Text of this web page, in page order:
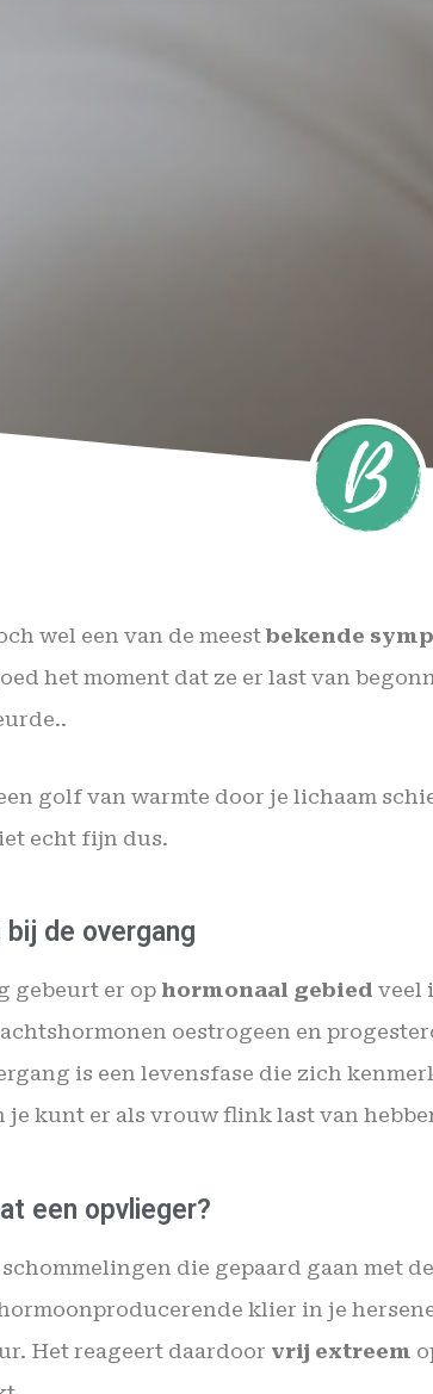
wel een van de meest bekende
het moment dat ze er last van
golf van warmte door je lichaam
echt fijn dus.
de overgang
gebeurt er op hormonaal gebied veel
oestrogeen en
is een levensfase die zich
je kunt er als vrouw flink last van
een opvlieger?
die gepaard gaan met
klier in je
Het reageert daardoor vrij extreem